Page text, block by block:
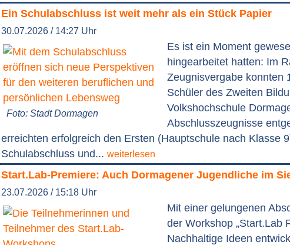
Ein Schulabschluss ist weit mehr als ein Stück Papier
30.07.2026 / 14:27 Uhr
Foto: Stadt Dormagen
Es ist ein Moment
hingearbeitet hatten: Im
Zeugnisvergabe konnten
Schüler des Zweiten
Volkshochschule
Abschlusszeugnisse
erreichten erfolgreich den Ersten (Hauptschule nach Klasse
Schulabschluss und... weiterlesen
Start.Lab-Premiere: Auch Dormagener Jugendliche im
23.07.2026 / 15:18 Uhr
Mit einer gelungenen
der Workshop „Start.Lab
Nachhaltige Ideen